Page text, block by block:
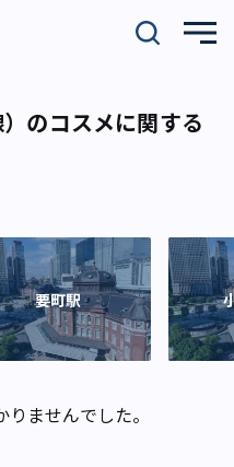
のコスメに関する
要町駅
ませんでした。